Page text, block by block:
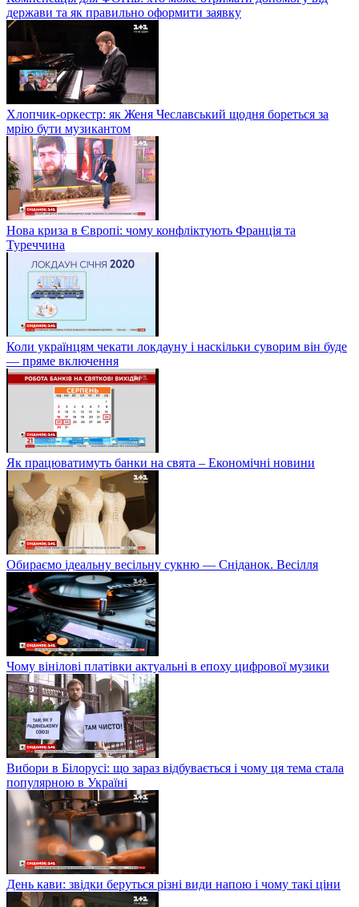
держави та як правильно оформити заявку
Хлопчик-оркестр: як Женя Чеславський щодня бореться за
мрію бути музикантом
Нова криза в Європі: чому конфліктують Франція та
Туреччина
Коли українцям чекати локдауну і наскільки суворим він буде
— пряме включення
Як працюватимуть банки на свята – Економічні новини
Обираємо ідеальну весільну сукню — Сніданок. Весілля
Чому вінілові платівки актуальні в епоху цифрової музики
Вибори в Білорусі: що зараз відбувається і чому ця тема стала
популярною в Україні
День кави: звідки беруться різні види напою і чому такі ціни